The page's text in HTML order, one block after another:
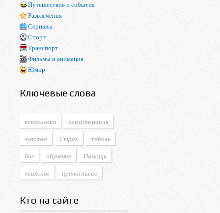
Путешествия и события
Развлечения
Сериалы
Спорт
Транспорт
Фильмы и анимация
Юмор
Ключевые слова
психология
психотерапия
чувства
Страх
любовь
бог
обучение
Помощь
психолог
православие
Кто на сайте